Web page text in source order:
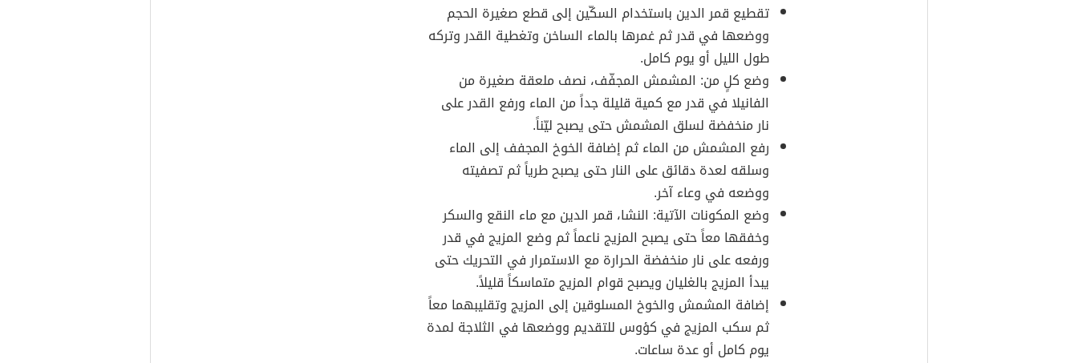
تقطيع قمر الدين باستخدام السكّين إلى قطع صغيرة الحجم
ووضعها في قدر ثم غمرها بالماء الساخن وتغطية القدر وتركه
طول الليل أو يوم كامل.
وضع كلٍ من: المشمش المجفّف، نصف ملعقة صغيرة من
الفانيلا في قدر مع كمية قليلة جداً من الماء ورفع القدر على
نار منخفضة لسلق المشمش حتى يصبح ليّناً.
رفع المشمش من الماء ثم إضافة الخوخ المجفف إلى الماء
وسلقه لعدة دقائق على النار حتى يصبح طرياً ثم تصفيته
ووضعه في وعاء آخر.
وضع المكونات الآتية: النشا، قمر الدين مع ماء النقع والسكر
وخفقها معاً حتى يصبح المزيج ناعماً ثم وضع المزيج في قدر
ورفعه على نار منخفضة الحرارة مع الاستمرار في التحريك حتى
يبدأ المزيج بالغليان ويصبح قوام المزيج متماسكاً قليلاً.
إضافة المشمش والخوخ المسلوقين إلى المزيج وتقليبهما معاً
ثم سكب المزيج في كؤوس للتقديم ووضعها في الثلاجة لمدة
يوم كامل أو عدة ساعات.